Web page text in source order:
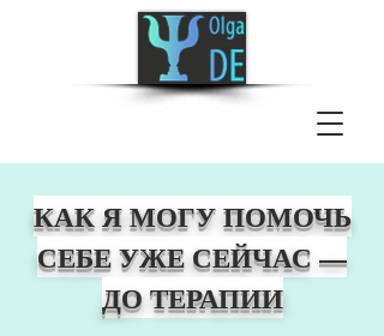
КАК Я МОГУ ПОМОЧЬ
СЕБЕ УЖЕ СЕЙЧАС —
ДО ТЕРАПИИ